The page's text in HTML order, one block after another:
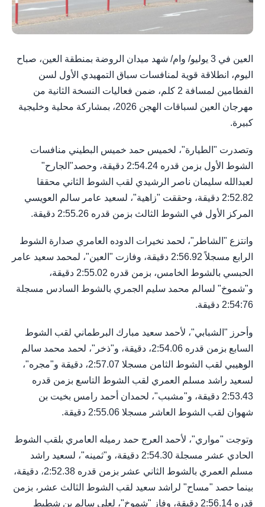
العين في 3 يوليو/ وام/ شهد ميدان الروضة بمنطقة العين، صباح
اليوم، انطلاقة قوية لمنافسات سباق التمهيدي الأول لسن
الفطامين لمسافة 2 كلم، ضمن فعاليات النسخة الثانية من
مهرجان العين لسباقات الهجن 2026، بمشاركة محلية وخليجية
كبيرة.
وتصدرت "الطيارة"، لخميس حمد خميس البطيني منافسات
الشوط الأول بزمن قدره 2:54.24 دقيقة، وحصد"الجارح"
لعبدالله سليمان ناصر الرشيدي لقب الشوط الثاني محققا
2:52.82 دقيقة، وحققت "زاهية"، لسعيد عامر سالم العويسي
المركز الأول في الشوط الثالث بزمن قدره 2:55.26 دقيقة.
وانتزع "الشاطر"، لحمد نخيرات الدوده العامري صدارة الشوط
الرابع مسجلاً 2:56.92 دقيقة، وفازت "العين"، لمحمد سعيد عامر
الحبسي بالشوط الخامس، بزمن قدره 2:55.02 دقيقة،
و"شموخ" لسالم محمد سليم الجمري بالشوط السادس مسجلة
2:54:76 دقيقة.
وأحرز "الشبابي"، لأحمد سعيد مبارك البرطماني لقب الشوط
السابع بزمن قدره 2:54.06، دقيقة، و"ذخر"، لحمد محمد سالم
الوهيبي لقب الشوط الثامن مسجلا 2:57.07، دقيقة و"مجره"،
لسعيد راشد مسلم العمري لقب الشوط التاسع بزمن قدره
2:53.43 دقيقة، و"مشبب"، لحمدان أحمد رامس بخيت بن
شهوان لقب الشوط العاشر مسجلا 2:55.06 دقيقة.
وتوجت "مواري"، لأحمد العرج حمد رميله العامري بلقب الشوط
الحادي عشر مسجلة 2:54.30 دقيقة، و"ثمينه"، لسعيد راشد
مسلم العمري بالشوط الثاني عشر بزمن قدره 2:52.38، دقيقة،
بينما حصد "مساح" لراشد سعيد لقب الشوط الثالث عشر، بزمن
قدره 2:56.14 دقيقة، وفاز "شموخ"، لعلي سالم بن شطيط